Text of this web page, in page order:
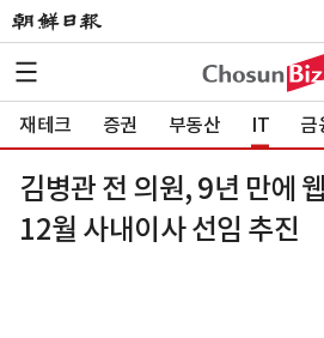
재테크 증권 부동산 IT 금
김병관 전 의원, 9년 만에
12월 사내이사 선임 추진